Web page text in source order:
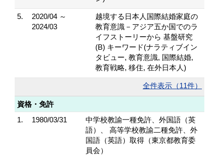
5.
2020/04 ～
2024/03
越境する日本人国際結婚家庭の
教育意識－アジア五か国でのラ
イフストーリーから 基盤研究
(B) キーワード(ナラティブイン
タビュー, 教育意識, 国際結婚,
教育戦略, 移住, 在外日本人)
全件表示（11件）
資格・免許
1.
1980/03/31
中学校教諭一種免許、外国語（英
語）、 高等学校教諭二種免許、外
国語（英語）取得（東京都教育委
員会）